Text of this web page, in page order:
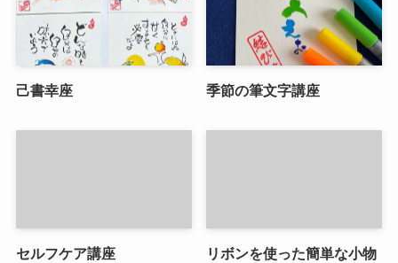
己書幸座 季節の筆文字講座
セルフケア講座 リボンを使った簡単な小物